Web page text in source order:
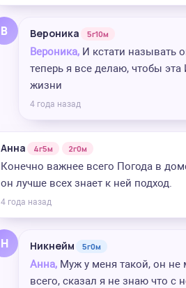
В Вероника 5г10м
Вероника, И кстати называть
теперь я все делаю, чтобы
жизни
4 года назад
Анна 4г5м 2г0м
Конечно важнее всего Погода в
он лучше всех знает к ней подход.
4 года назад
Н Никнейм 5г0м
Анна, Муж у меня такой, он не
всего, сказал я не знаю что с